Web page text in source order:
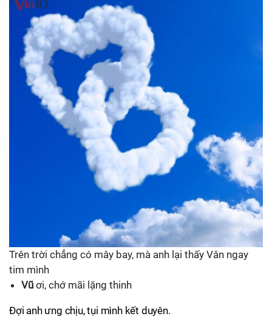
Trên trời chẳng có mây bay, mà anh lại thấy Vân ngay
tim mình
Vũ ơi, chớ mãi lặng thinh
Đợi anh ưng chịu, tụi mình kết duyên.